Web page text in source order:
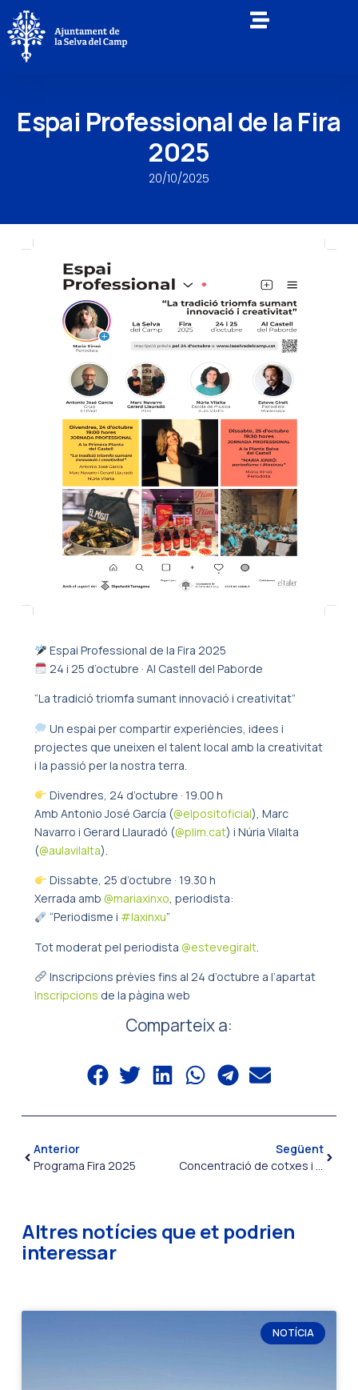
Espai Professional de la Fira
2025
20/10/2025
Espai Professional de la Fira 2025
24 i 25 d’octubre · Al Castell del Paborde
“La tradició triomfa sumant innovació i creativitat”
Un espai per compartir experiències, idees i
projectes que uneixen el talent local amb la creativitat
i la passió per la nostra terra.
Divendres, 24 d’octubre · 19.00 h
Amb Antonio José García (@elpositoficial), Marc
Navarro i Gerard Llauradó (@plim.cat) i Núria Vilalta
(@aulavilalta).
Dissabte, 25 d’octubre · 19.30 h
Xerrada amb @mariaxinxo, periodista:
“Periodisme i #laxinxu”
Tot moderat pel periodista @estevegiralt.
Inscripcions prèvies fins al 24 d’octubre a l’apartat
Inscripcions de la pàgina web
Comparteix a:
Anterior
Programa Fira 2025
Següent
Concentració de cotxes i motos antigues
Altres notícies que et podrien
interessar
NOTÍCIA